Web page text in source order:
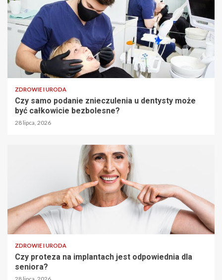
ZDROWIE I URODA
Czy samo podanie znieczulenia u dentysty może
być całkowicie bezbolesne?
28 lipca, 2026
ZDROWIE I URODA
Czy proteza na implantach jest odpowiednia dla
seniora?